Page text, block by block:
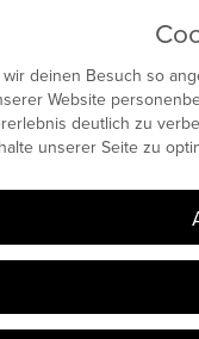
Seit 2014.
wir deinen Besuch so
Website
deutlich zu
unserer Seite zu
🍪 gefällig?